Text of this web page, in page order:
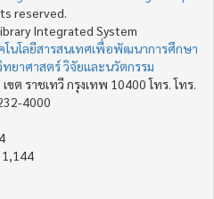
reserved.
Integrated System
โนโลยีสารสนเทศเพื่อพัฒนาการศึกษา
ยาศาสตร์ วิจัยและนวัตกรรม
ต ราชเทวี กรุงเทพ 10400 โทร. โทร.
4000
1,144